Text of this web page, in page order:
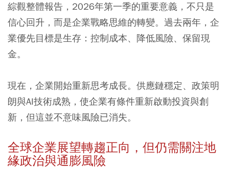
綜觀整體報告，2026年第一季的重要意義，不只是
信心回升，而是企業戰略思維的轉變。過去兩年，企
業優先目標是生存：控制成本、降低風險、保留現
金。
現在，企業開始重新思考成長。供應鏈穩定、政策明
朗與AI技術成熟，使企業有條件重新啟動投資與創
新，但這並不意味風險已消失。
全球企業展望轉趨正向，但仍需關注地
緣政治與通膨風險